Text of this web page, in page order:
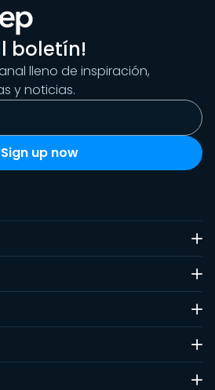
boletín!
lleno de inspiración,
y noticias.